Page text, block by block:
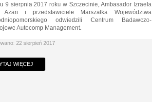
9 sierpnia 2017 roku w Szczecinie, Ambasador Izraela
Azari i przedstawiciele Marszałka Województwa
odwiedzili Centrum Badawczo-
Autocomp Management.
22 sierpień 2017
WIĘCEJ